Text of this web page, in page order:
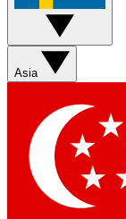
Asia